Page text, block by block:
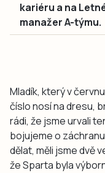
kariéru a na
manažer A-týmu.
Mladík, který v
číslo nosí na dresu,
rádi, že jsme urvali
bojujeme o
dělat, měli jsme dvě
že Sparta byla